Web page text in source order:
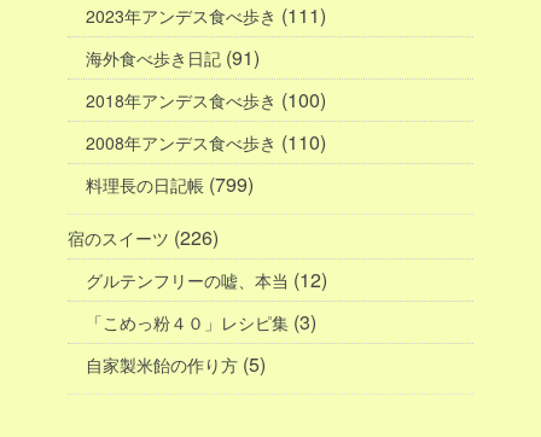
2023年アンデス食べ歩き (111)
海外食べ歩き日記 (91)
2018年アンデス食べ歩き (100)
2008年アンデス食べ歩き (110)
料理長の日記帳 (799)
宿のスイーツ (226)
グルテンフリーの嘘、本当 (12)
「こめっ粉４０」レシピ集 (3)
自家製米飴の作り方 (5)